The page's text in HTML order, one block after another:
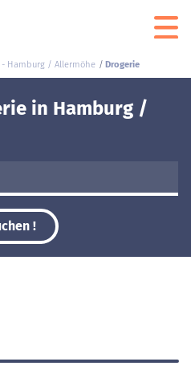
- Hamburg / Allermöhe Drogerie
in Hamburg /
!